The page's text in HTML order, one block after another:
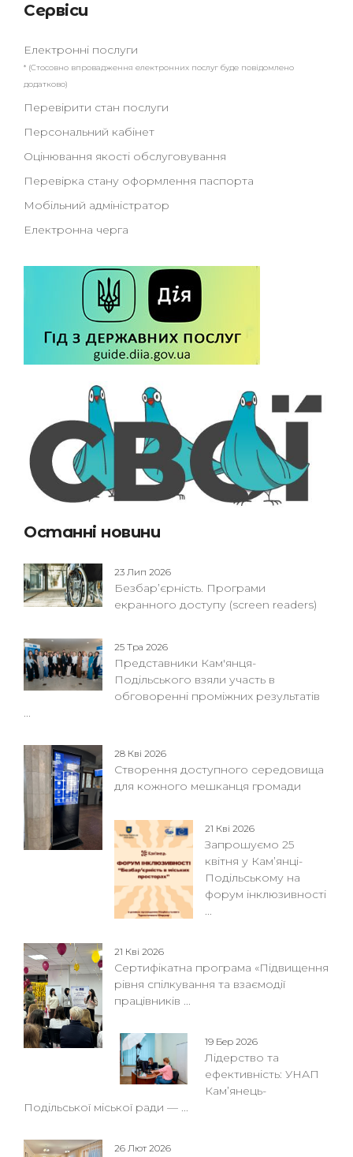
Сервіси
Електронні послуги
* (Стосовно впровадження електронних послуг буде повідомлено
додатково)
Перевірити стан послуги
Персональний кабінет
Оцінювання якості обслуговування
Перевірка стану оформлення паспорта
Мобільний адміністратор
Електронна черга
Останні новини
23 Лип 2026
Безбар’єрність. Програми
екранного доступу (screen readers)
25 Тра 2026
Представники Кам'янця-
Подільського взяли участь в
обговоренні проміжних результатів
...
28 Кві 2026
Створення доступного середовища
для кожного мешканця громади
21 Кві 2026
Запрошуємо 25
квітня у Кам’янці-
Подільському на
форум інклюзивності
...
21 Кві 2026
Сертифікатна програма «Підвищення
рівня спілкування та взаємодії
працівників ...
19 Бер 2026
Лідерство та
ефективність: УНАП
Кам’янець-
Подільської міської ради — ...
26 Лют 2026